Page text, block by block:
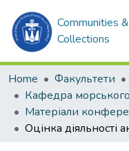
Communities &
Collections
Home Факультети